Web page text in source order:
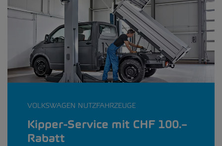
VOLKSWAGEN NUTZFAHRZEUGE
Kipper-Service mit CHF 100.–
Rabatt